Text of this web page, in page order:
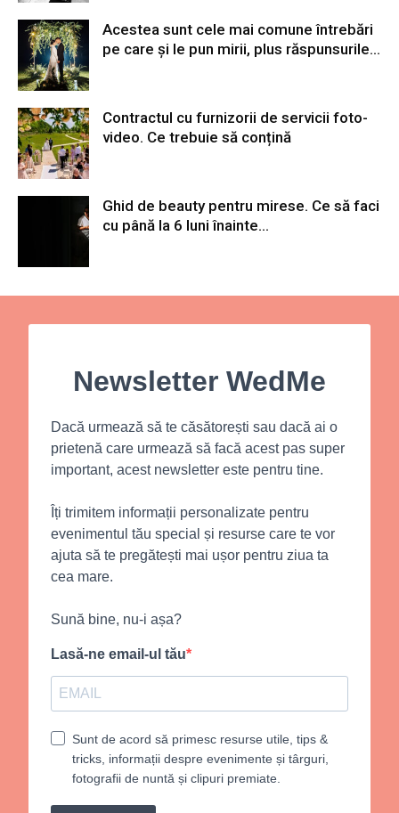
Acestea sunt cele mai comune întrebări
pe care și le pun mirii, plus răspunsurile...
Contractul cu furnizorii de servicii foto-
video. Ce trebuie să conțină
Ghid de beauty pentru mirese. Ce să faci
cu până la 6 luni înainte...
Newsletter WedMe
Dacă urmează să te căsătorești sau dacă ai o
prietenă care urmează să facă acest pas super
important, acest newsletter este pentru tine.
Îți trimitem informații personalizate pentru
evenimentul tău special și resurse care te vor
ajuta să te pregătești mai ușor pentru ziua ta
cea mare.
Sună bine, nu-i așa?
Lasă-ne email-ul tău
Sunt de acord să primesc resurse utile, tips &
tricks, informații despre evenimente și târguri,
fotografii de nuntă și clipuri premiate.